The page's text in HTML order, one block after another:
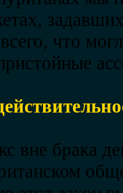
что
вне брака